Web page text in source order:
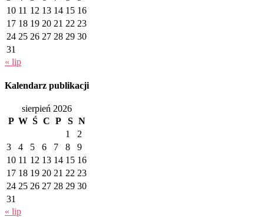
10 11 12 13 14 15 16
17 18 19 20 21 22 23
24 25 26 27 28 29 30
31
« lip
Kalendarz publikacji
sierpień 2026
P W Ś C P S N
1
2
3
4 5 6 7 8
9
10 11 12 13 14 15 16
17 18 19 20 21 22 23
24 25 26 27 28 29 30
31
« lip